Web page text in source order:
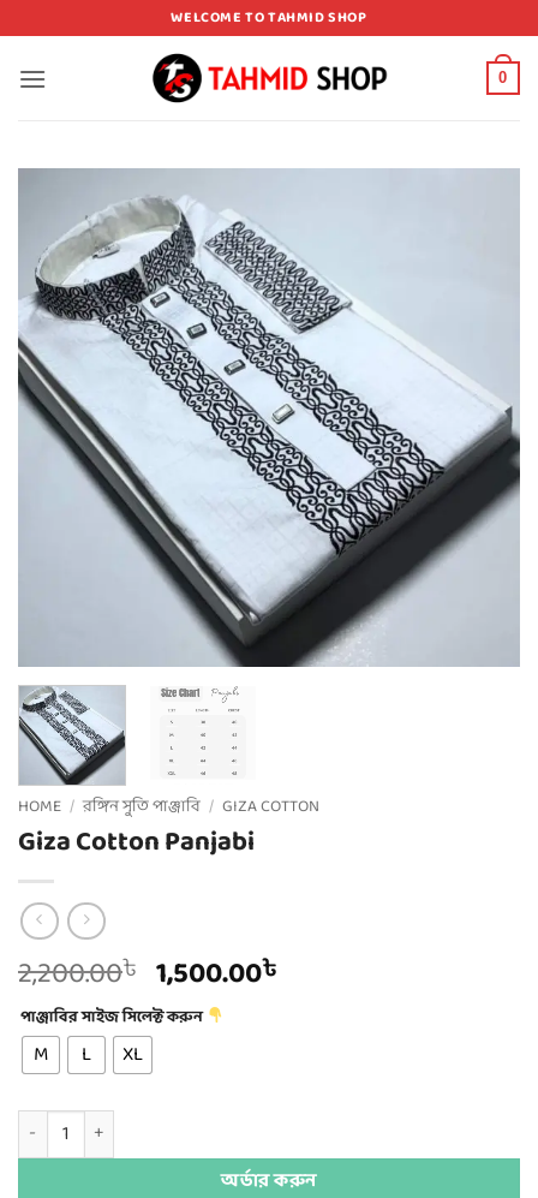
to
content
WELCOME TO TAHMID SHOP
0
HOME / রঙ্গিন সুতি পাঞ্জাবি / GIZA COTTON
Giza Cotton Panjabi
2,200.00৳ Original
price
was:
1,500.00৳
পাঞ্জাবির সাইজ সিলেক্ট করুন
M L XL
Giza Cotton Panjabi quantity
অর্ডার করুন